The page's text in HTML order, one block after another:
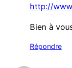
http://
Bien à
Répondre